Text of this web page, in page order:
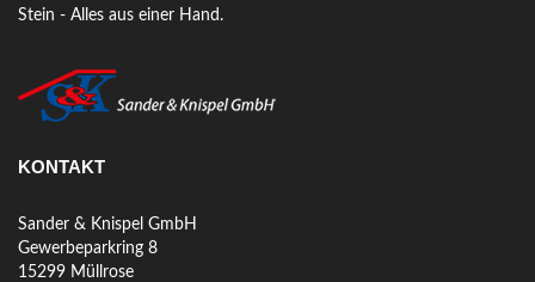
Stein - Alles aus einer Hand.
KONTAKT
Sander & Knispel GmbH
Gewerbeparkring 8
15299 Müllrose